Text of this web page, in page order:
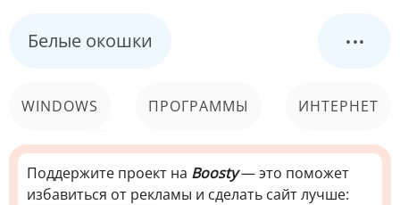
Белые окошки ...
WINDOWS ПРОГРАММЫ ИНТЕРНЕТ
КОМПЬЮТЕР
СИСТЕМА
Поддержите проект на Boosty— это поможет
избавиться от рекламы и сделать сайт лучше: